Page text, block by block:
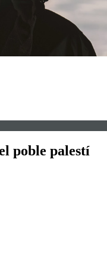
poble palestí